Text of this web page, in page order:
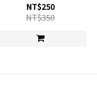
NT$250
NT$350